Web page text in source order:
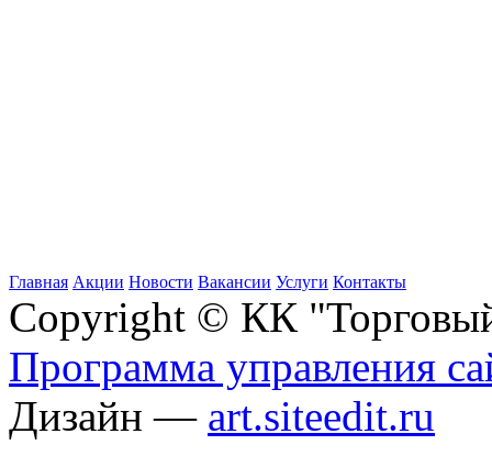
Главная Акции Новости Вакансии Услуги Контакты
Copyright © КК
Программа управления
Дизайн — art.siteedit.ru